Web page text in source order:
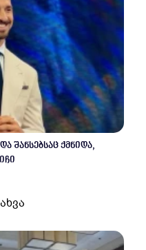
შანსებსაც ქმნიდა,